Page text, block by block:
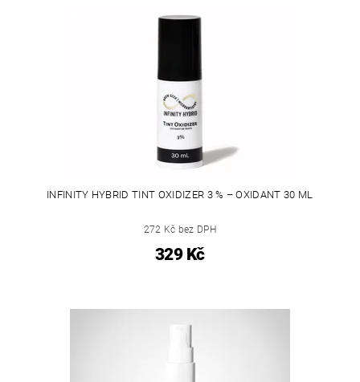
INFINITY HYBRID TINT OXIDIZER 3 % – OXIDANT 30 ML
272 Kč bez DPH
329 Kč